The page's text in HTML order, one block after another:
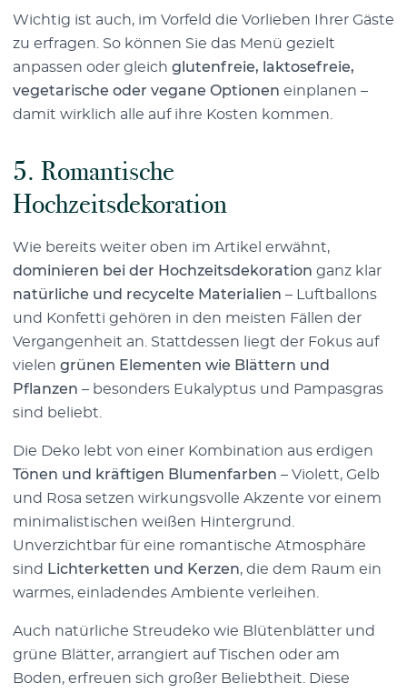
Wichtig ist auch, im Vorfeld die Vorlieben Ihrer Gäste
zu erfragen. So können Sie das Menü gezielt
anpassen oder gleich glutenfreie, laktosefreie,
vegetarische oder vegane Optionen einplanen –
damit wirklich alle auf ihre Kosten kommen.
5. Romantische
Hochzeitsdekoration
Wie bereits weiter oben im Artikel erwähnt,
dominieren bei der Hochzeitsdekoration ganz klar
natürliche und recycelte Materialien – Luftballons
und Konfetti gehören in den meisten Fällen der
Vergangenheit an. Stattdessen liegt der Fokus auf
vielen grünen Elementen wie Blättern und
Pflanzen – besonders Eukalyptus und Pampasgras
sind beliebt.
Die Deko lebt von einer Kombination aus erdigen
Tönen und kräftigen Blumenfarben – Violett, Gelb
und Rosa setzen wirkungsvolle Akzente vor einem
minimalistischen weißen Hintergrund.
Unverzichtbar für eine romantische Atmosphäre
sind
Lichterketten und Kerzen, die dem Raum ein
warmes, einladendes Ambiente verleihen.
Auch natürliche Streudeko wie Blütenblätter und
grüne Blätter, arrangiert auf Tischen oder am
Boden, erfreuen sich großer Beliebtheit. Diese